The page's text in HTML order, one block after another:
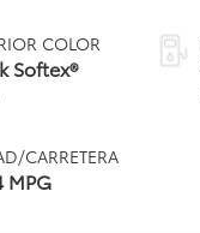
COLOR
Softex®
CARRETERA
MPG